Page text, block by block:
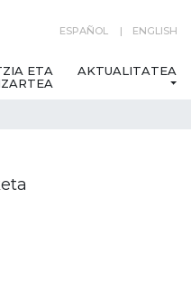
ESPAÑOL ENGLISH
ETA
AKTUALITATEA